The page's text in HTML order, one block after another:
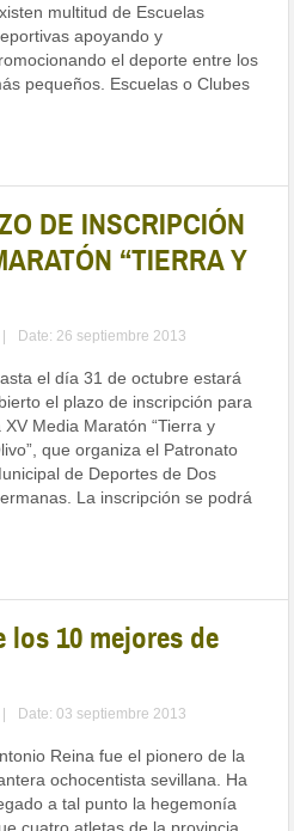
multitud de Escuelas
apoyando y
el deporte entre los
pequeños. Escuelas o Clubes
DE INSCRIPCIÓN
“TIERRA Y
Date: 26 septiembre 2013
el día 31 de octubre estará
el plazo de inscripción para
XV Media Maratón “Tierra y
que organiza el Patronato
de Deportes de Dos
La inscripción se podrá
los 10 mejores de
Date: 03 septiembre 2013
Reina fue el pionero de la
ochocentista sevillana. Ha
a tal punto la hegemonía